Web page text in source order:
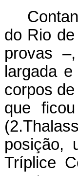
do Rio
provas
largada
corpos
que
posição,
Tríplice